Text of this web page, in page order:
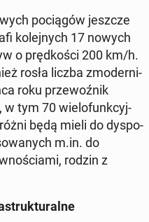
po­cią­gów jeszcze
ko­lej­nych 17 nowych
o pręd­ko­ści 200 km/h.
rosła liczba zmo­der­ni­
roku prze­woź­nik
w tym 70 wie­lo­funk­cyj­
będą mieli do dys­po­
m.in. do
rodzin z